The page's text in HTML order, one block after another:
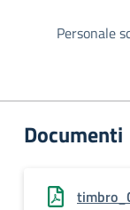
Personale
Documenti